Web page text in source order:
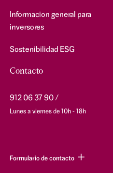
Informacion general para
inversores
Sostenibilidad ESG
Contacto
912 06 37 90
Lunes a viernes de 10h - 18h
Formulario de contacto